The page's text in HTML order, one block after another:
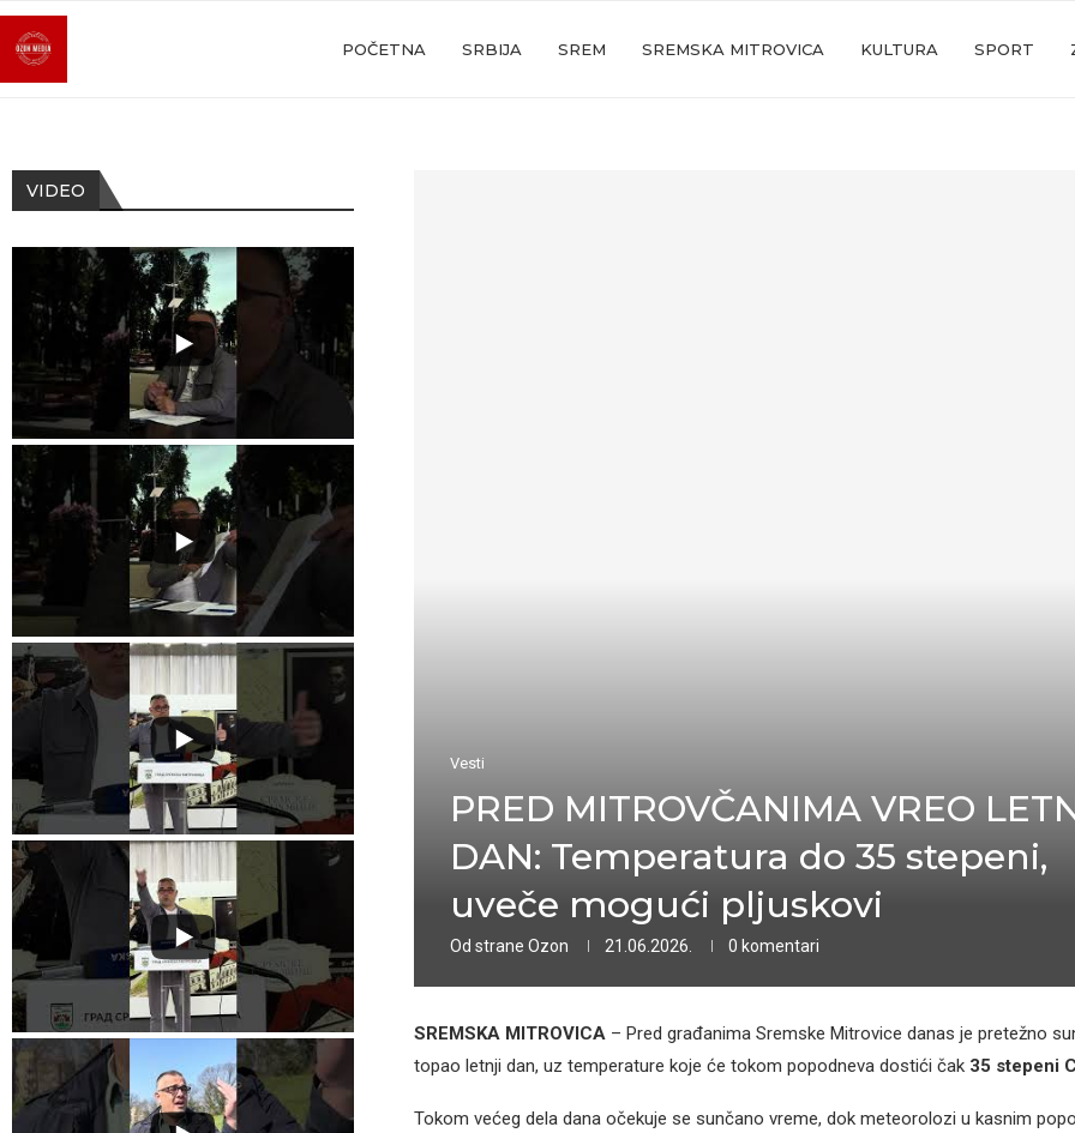
POČETNA SRBIJA SREM SREMSKA MITROVICA KULTURA SPORT
Vesti
PRED MITROVČANIMA VREO
DAN: Temperatura do 35 stepeni,
uveče mogući pljuskovi
Od strane Ozon 21.06.2026. 0 komentari
SREMSKA MITROVICA– Pred građanima Sremske Mitrovice danas je pretežno
topao letnji dan, uz temperature koje će tokom popodneva dostići čak 35 stepeni
Tokom većeg dela dana očekuje se sunčano vreme, dok meteorolozi u kasnim
VIDEO